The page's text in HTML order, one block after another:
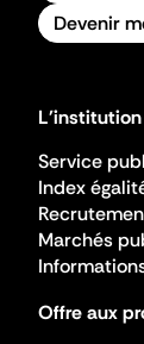
Devenir
L'institution
Service
Index
Marchés
Offre aux